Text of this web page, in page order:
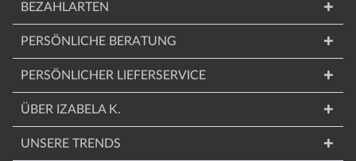
BEZAHLARTEN
PERSÖNLICHE BERATUNG
PERSÖNLICHER LIEFERSERVICE
ÜBER IZABELA K.
UNSERE TRENDS